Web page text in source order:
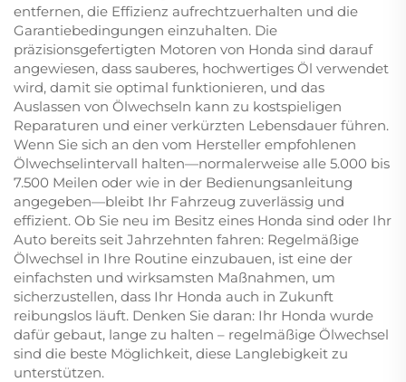
entfernen, die Effizienz aufrechtzuerhalten und die
Garantiebedingungen einzuhalten. Die
präzisionsgefertigten Motoren von Honda sind darauf
angewiesen, dass sauberes, hochwertiges Öl verwendet
wird, damit sie optimal funktionieren, und das
Auslassen von Ölwechseln kann zu kostspieligen
Reparaturen und einer verkürzten Lebensdauer führen.
Wenn Sie sich an den vom Hersteller empfohlenen
Ölwechselintervall halten—normalerweise alle 5.000 bis
7.500 Meilen oder wie in der Bedienungsanleitung
angegeben—bleibt Ihr Fahrzeug zuverlässig und
effizient. Ob Sie neu im Besitz eines Honda sind oder Ihr
Auto bereits seit Jahrzehnten fahren: Regelmäßige
Ölwechsel in Ihre Routine einzubauen, ist eine der
einfachsten und wirksamsten Maßnahmen, um
sicherzustellen, dass Ihr Honda auch in Zukunft
reibungslos läuft. Denken Sie daran: Ihr Honda wurde
dafür gebaut, lange zu halten – regelmäßige Ölwechsel
sind die beste Möglichkeit, diese Langlebigkeit zu
unterstützen.